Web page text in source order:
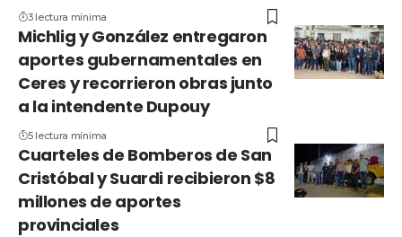
3 lectura mínima
Michlig y González entregaron
aportes gubernamentales en
Ceres y recorrieron obras junto
a la intendente Dupouy
5 lectura mínima
Cuarteles de Bomberos de San
Cristóbal y Suardi recibieron $8
millones de aportes
provinciales